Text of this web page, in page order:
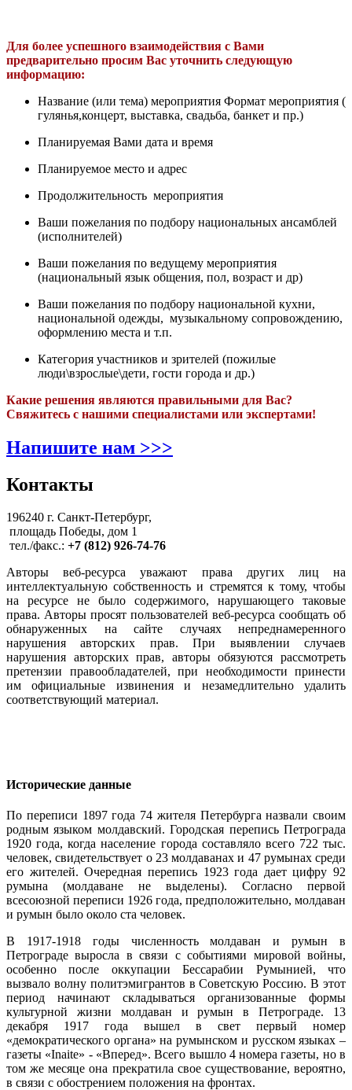
Для более успешного взаимодействия с Вами
предварительно просим Вас уточнить следующую
информацию:
Название (или тема) мероприятия Формат мероприятия (
гулянья,концерт, выставка, свадьба, банкет и пр.)
Планируемая Вами дата и время
Планируемое место и адрес
Продолжительность мероприятия
Ваши пожелания по подбору национальных ансамблей
(исполнителей)
Ваши пожелания по ведущему мероприятия
(национальный язык общения, пол, возраст и др)
Ваши пожелания по подбору национальной кухни,
национальной одежды, музыкальному сопровождению,
оформлению места и т.п.
Категория участников и зрителей (пожилые
люди\взрослые\дети, гости города и др.)
Какие решения являются правильными для Вас?
Свяжитесь с нашими специалистами или экспертами!
Напишите нам >>>
Контакты
196240 г. Санкт-Петербург,
площадь Победы, дом 1
тел./факс.: +7 (812) 926-74-76
Авторы веб-ресурса уважают права других лиц на
интеллектуальную собственность и стремятся к тому, чтобы
на ресурсе не было содержимого, нарушающего таковые
права. Авторы просят пользователей веб-ресурса сообщать об
обнаруженных на сайте случаях непреднамеренного
нарушения авторских прав. При выявлении случаев
нарушения авторских прав, авторы обязуются рассмотреть
претензии правообладателей, при необходимости принести
им официальные извинения и незамедлительно удалить
соответствующий материал.
Исторические данные
По переписи 1897 года 74 жителя Петербурга назвали своим
родным языком молдавский. Городская перепись Петрограда
1920 года, когда население города составляло всего 722 тыс.
человек, свидетельствует о 23 молдаванах и 47 румынах среди
его жителей. Очередная перепись 1923 года дает цифру 92
румына (молдаване не выделены). Согласно первой
всесоюзной переписи 1926 года, предположительно, молдаван
и румын было около ста человек.
В 1917-1918 годы численность молдаван и румын в
Петрограде выросла в связи с событиями мировой войны,
особенно после оккупации Бессарабии Румынией, что
вызвало волну политэмигрантов в Советскую Россию. В этот
период начинают складываться организованные формы
культурной жизни молдаван и румын в Петрограде. 13
декабря 1917 года вышел в свет первый номер
«демократического органа» на румынском и русском языках –
газеты «Inaite» - «Вперед». Всего вышло 4 номера газеты, но в
том же месяце она прекратила свое существование, вероятно,
в связи с обострением положения на фронтах.